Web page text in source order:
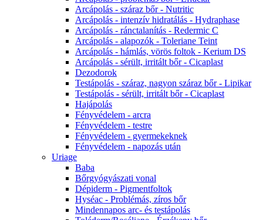
Arcápolás - száraz bőr - Nutritic
Arcápolás - intenzív hidratálás - Hydraphase
Arcápolás - ránctalanítás - Redermic C
Arcápolás - alapozók - Toleriane Teint
Arcápolás - hámlás, vörös foltok - Kerium DS
Arcápolás - sérült, irritált bőr - Cicaplast
Dezodorok
Testápolás - száraz, nagyon száraz bőr - Lipikar
Testápolás - sérült, irritált bőr - Cicaplast
Hajápolás
Fényvédelem - arcra
Fényvédelem - testre
Fényvédelem - gyermekeknek
Fényvédelem - napozás után
Uriage
Baba
Bőrgyógyászati vonal
Dépiderm - Pigmentfoltok
Hyséac - Problémás, zíros bőr
Mindennapos arc- és testápolás